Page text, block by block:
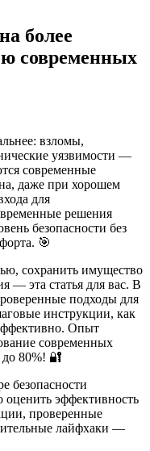
более
современных
взломы,
уязвимости —
современные
даже при хорошем
для
решения
безопасности без
🎯
сохранить имущество
— эта статья для вас. В
подходы для
инструкции, как
Опыт
современных
80%! 🔐
безопасности
оценить эффективность
проверенные
лайфхаки —